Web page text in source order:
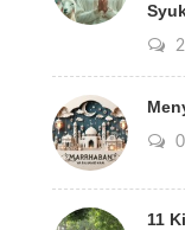
11